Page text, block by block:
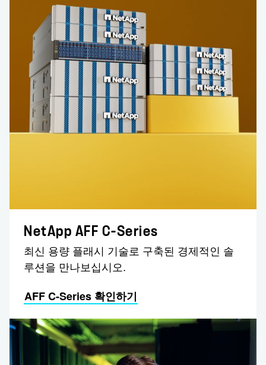
NetApp AFF C-Series
최신 용량 플래시 기술로 구축된 경제적인 솔
루션을 만나보십시오.
AFF C-Series 확인하기